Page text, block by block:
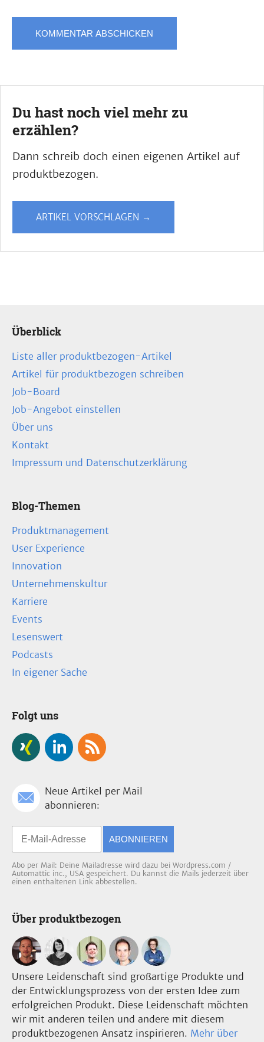
Du hast noch viel mehr zu
erzählen?
Dann schreib doch einen eigenen Artikel auf
produktbezogen.
ARTIKEL VORSCHLAGEN →
Überblick
Liste aller produktbezogen-Artikel
Artikel für produktbezogen schreiben
Job-Board
Job-Angebot einstellen
Über uns
Kontakt
Impressum und Datenschutzerklärung
Blog-Themen
Produktmanagement
User Experience
Innovation
Unternehmenskultur
Karriere
Events
Lesenswert
Podcasts
In eigener Sache
Folgt uns
Neue Artikel per Mail
abonnieren:
ABONNIEREN
Abo per Mail: Deine Mailadresse wird dazu bei Wordpress.com /
Automattic inc., USA gespeichert. Du kannst die Mails jederzeit über
einen enthaltenen Link abbestellen.
Über produktbezogen
Unsere Leidenschaft sind großartige Produkte und
der Entwicklungsprozess von der ersten Idee zum
erfolgreichen Produkt. Diese Leidenschaft möchten
wir mit anderen teilen und andere mit diesem
produktbezogenen Ansatz inspirieren. Mehr über